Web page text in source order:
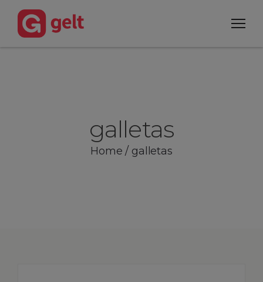
galletas
Home / galletas